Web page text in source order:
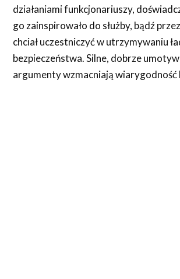
działaniami funkcjonariuszy,
go zainspirowało do służby, bądź
chciał uczestniczyć w utrzymywaniu
bezpieczeństwa. Silne, dobrze
argumenty wzmacniają